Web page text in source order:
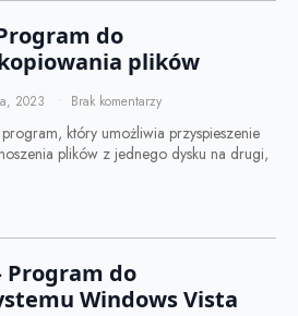
do
plików
2023 Brak komentarzy
który umożliwia przyspieszenie
plików z jednego dysku na drugi,
Program do
Windows Vista